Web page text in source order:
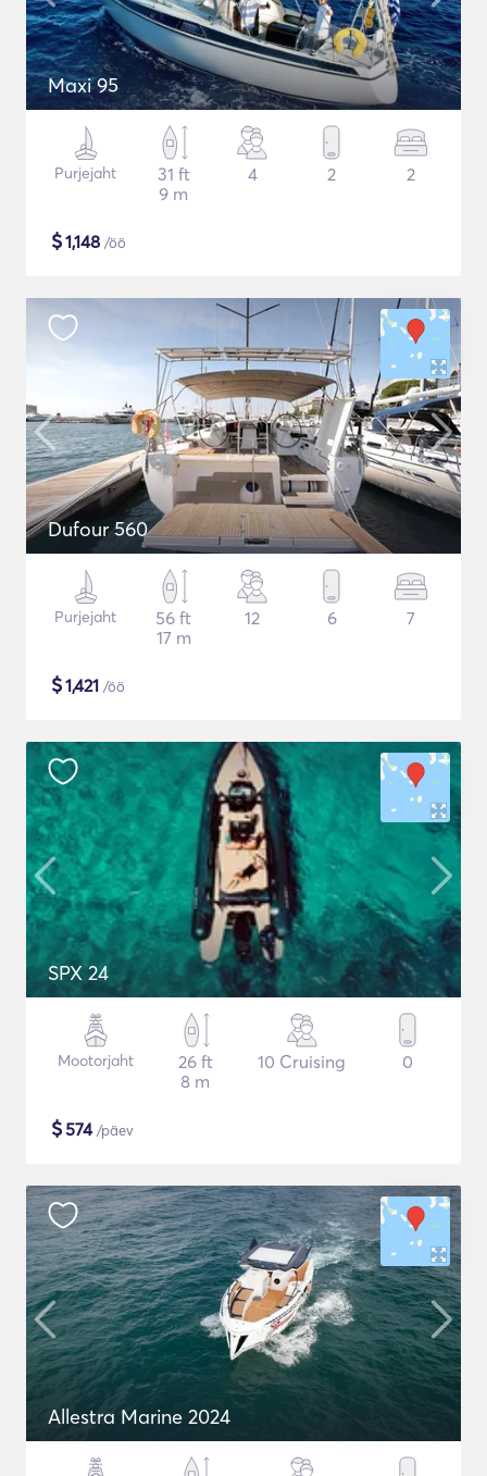
Maxi 95
Purjejaht
31 ft
9 m
4 2 2
$1,148 /öö
Dufour 560
Purjejaht
56 ft
17 m
12 6 7
$1,421 /öö
SPX 24
Mootorjaht
26 ft
8 m
10 Cruising 0
$574/päev
Allestra Marine 2024